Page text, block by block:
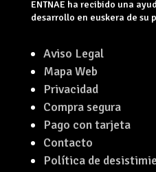
ENTNAE ha recibido una
desarrollo en euskera de su
Aviso Legal
Mapa Web
Privacidad
Compra segura
Pago con tarjeta
Contacto
Política de